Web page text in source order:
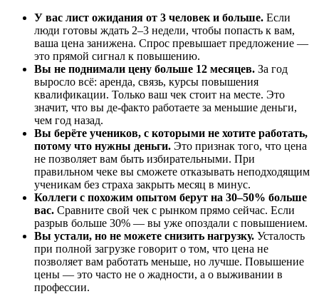
У вас лист ожидания от 3 человек и больше. Если
люди готовы ждать 2–3 недели, чтобы попасть к вам,
ваша цена занижена. Спрос превышает предложение —
это прямой сигнал к повышению.
Вы не поднимали цену больше 12 месяцев. За год
выросло всё: аренда, связь, курсы повышения
квалификации. Только ваш чек стоит на месте. Это
значит, что вы де-факто работаете за меньшие деньги,
чем год назад.
Вы берёте учеников, с которыми не хотите работать,
потому что нужны деньги. Это признак того, что цена
не позволяет вам быть избирательными. При
правильном чеке вы сможете отказывать неподходящим
ученикам без страха закрыть месяц в минус.
Коллеги с похожим опытом берут на 30–50% больше
вас. Сравните свой чек с рынком прямо сейчас. Если
разрыв больше 30% — вы уже опоздали с повышением.
Вы устали, но не можете снизить нагрузку. Усталость
при полной загрузке говорит о том, что цена не
позволяет вам работать меньше, но лучше. Повышение
цены — это часто не о жадности, а о выживании в
профессии.